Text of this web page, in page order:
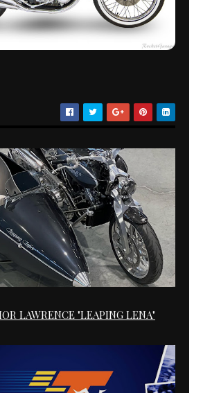
LAWRENCE "LEAPING LENA"